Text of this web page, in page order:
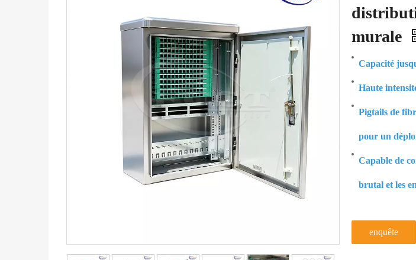
murale
Capacité
Haute
Pigtails de
pour un
Capable de
brutal et les
enquête